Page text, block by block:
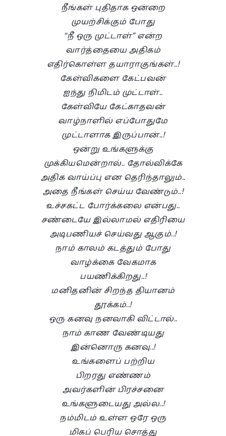
நீங்கள் புதிதாக ஒன்றை
முயற்சிக்கும் போது
“நீ ஒரு முட்டாள்” என்ற
வார்த்தையை அதிகம்
எதிர்கொள்ள தயாராகுங்கள்..!
கேள்விகளை கேட்பவன்
ஐந்து நிமிடம் முட்டாள்..
கேள்வியே கேட்காதவன்
வாழ்நாளில் எப்போதுமே
முட்டாளாக இருப்பான்..!
ஒன்று உங்களுக்கு
முக்கியமென்றால்.. தோல்விக்கே
அதிக வாய்ப்பு என தெரிந்தாலும்..
அதை நீங்கள் செய்ய வேண்டும்..!
உச்சகட்ட போர்க்கலை என்பது..
சண்டையே இல்லாமல் எதிரியை
அடிபணியச் செய்வது ஆகும்..!
நாம் காலம் கடத்தும் போது
வாழ்க்கை வேகமாக
பயணிக்கிறது..!
மனிதனின் சிறந்த தியானம்
தூக்கம்..!
ஒரு கனவு நனவாகி விட்டால்..
நாம் காண வேண்டியது
இன்னொரு கனவு..!
உங்களைப் பற்றிய
பிறரது எண்ணம்
அவர்களின் பிரச்சனை
உங்களுடையது அல்ல..!
நம்மிடம் உள்ள ஒரே ஒரு
மிகப் பெரிய சொத்து